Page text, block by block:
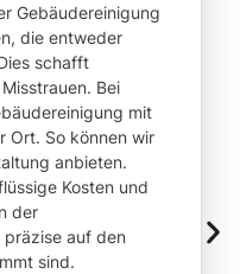
Gebäudereinigung
die entweder
schafft
Bei
mit
Ort. So können wir
anbieten.
Kosten und
der
präzise auf den
sind.